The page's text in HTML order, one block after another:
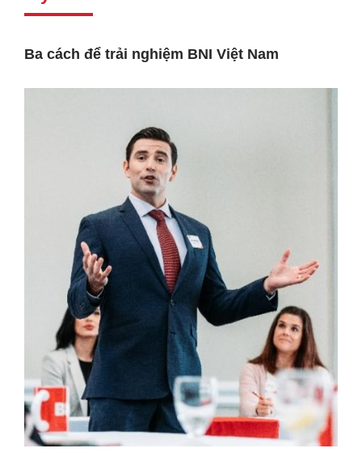
Ba cách để trải nghiệm BNI Việt Nam